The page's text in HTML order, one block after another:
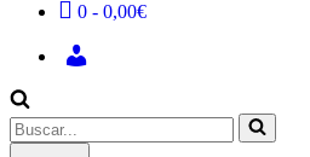
0 - 0,00€
REGÍSTRATE
Buscar...